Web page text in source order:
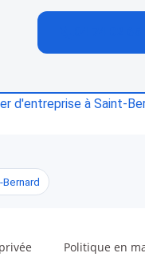
d'entreprise à Saint-
Politique en